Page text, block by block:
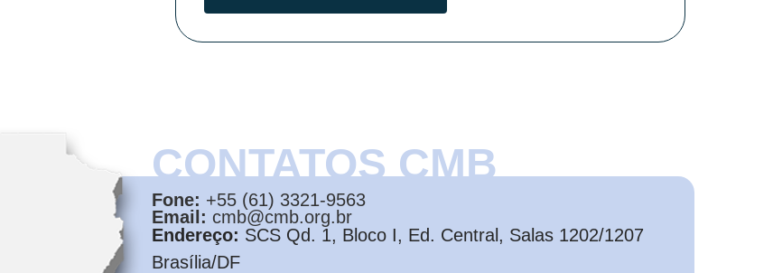
CONTATOS CMB
Fone: +55 (61) 3321-9563
Email: cmb@cmb.org.br
Endereço: SCS Qd. 1, Bloco I, Ed. Central, Salas 1202/1207
Brasília/DF